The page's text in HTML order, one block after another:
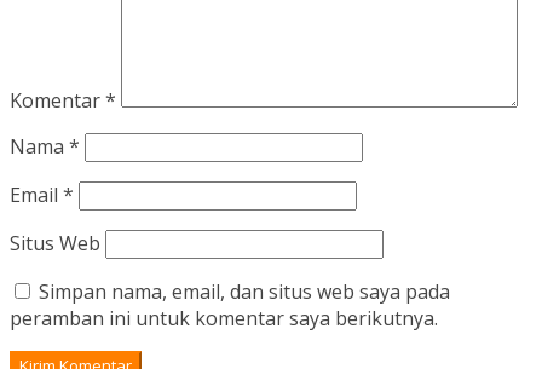
Komentar*
Nama *
Email *
Situs Web
Simpan nama, email, dan situs web saya pada
peramban ini untuk komentar saya berikutnya.